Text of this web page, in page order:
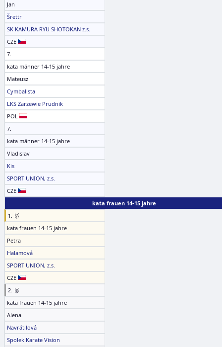
Jan
Šrettr
SK KAMURA RYU SHOTOKAN z.s.
CZE
7.
kata männer 14-15 jahre
Mateusz
Cymbalista
LKS Zarzewie Prudnik
POL
7.
kata männer 14-15 jahre
Vladislav
Kis
SPORT UNION, z.s.
CZE
kata frauen 14-15 jahre
1. 🥇
kata frauen 14-15 jahre
Petra
Halamová
SPORT UNION, z.s.
CZE
2. 🥈
kata frauen 14-15 jahre
Alena
Navrátilová
Spolek Karate Vision